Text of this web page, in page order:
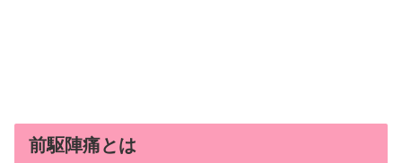
前駆陣痛とは